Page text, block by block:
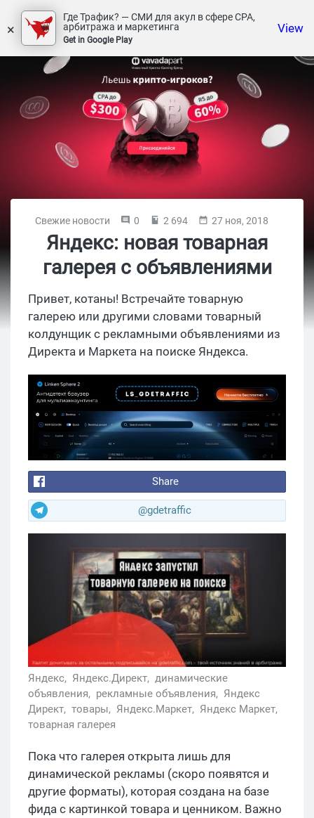
×
Где Трафик? — СМИ для акул в сфере СРА,
арбитража и маркетинга
Get in Google Play
View
Свежие новости 0 2 694 27 ноя, 2018
Яндекс: новая товарная
галерея с объявлениями
Привет, котаны! Встречайте товарную
галерею или другими словами товарный
колдунщик с рекламными объявлениями из
Директа и Маркета на поиске Яндекса.
Share
@gdetraffic
Яндекс, Яндекс.Директ, динамические
объявления, рекламные объявления, Яндекс
Директ, товары, Яндекс.Маркет, Яндекс Маркет,
товарная галерея
Пока что галерея открыта лишь для
динамической рекламы (скоро появятся и
другие форматы), которая создана на базе
фида с картинкой товара и ценником. Важно